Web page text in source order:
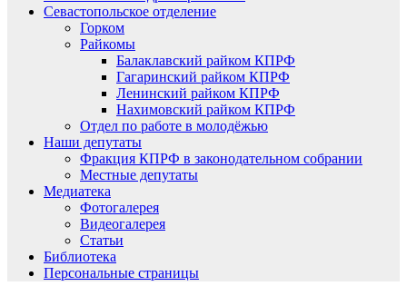
Севастопольское отделение
Горком
Райкомы
Балаклавский райком КПРФ
Гагаринский райком КПРФ
Ленинский райком КПРФ
Нахимовский райком КПРФ
Отдел по работе в молодёжью
Наши депутаты
Фракция КПРФ в законодательном собрании
Местные депутаты
Медиатека
Фотогалерея
Видеогалерея
Статьи
Библиотека
Персональные страницы